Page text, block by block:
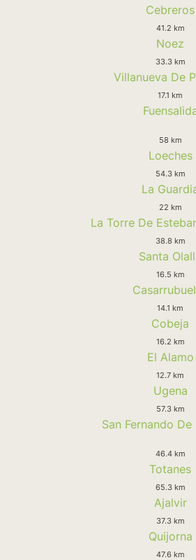
Cebreros
41.2 km
Noez
33.3 km
Villanueva De
17.1 km
58 km
Loeches
54.3 km
La
22 km
La Torre De
38.8 km
Santa
16.5 km
14.1 km
Cobeja
16.2 km
El Alamo
12.7 km
Ugena
57.3 km
San Fernando De
46.4 km
Totanes
65.3 km
Ajalvir
37.3 km
Quijorna
47.6 km